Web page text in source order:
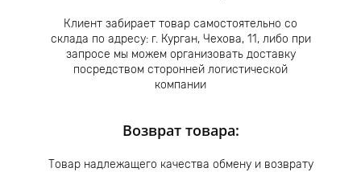
Клиент забирает товар самостоятельно со
склада по адресу: г. Курган, Чехова, 11, либо при
запросе мы можем организовать доставку
посредством сторонней логистической
компании
Возврат товара:
Товар надлежащего качества обмену и возврату